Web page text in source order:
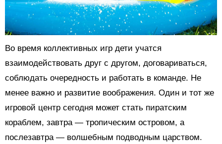
Во время коллективных игр дети учатся
взаимодействовать друг с другом, договариваться,
соблюдать очередность и работать в команде. Не
менее важно и развитие воображения. Один и тот же
игровой центр сегодня может стать пиратским
кораблем, завтра — тропическим островом, а
послезавтра — волшебным подводным царством.